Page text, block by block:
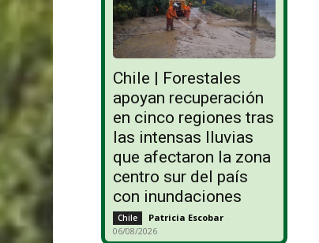
Chile | Forestales
apoyan recuperación
en cinco regiones tras
las intensas lluvias
que afectaron la zona
centro sur del país
con inundaciones
Chile Patricia Escobar -
06/08/2026